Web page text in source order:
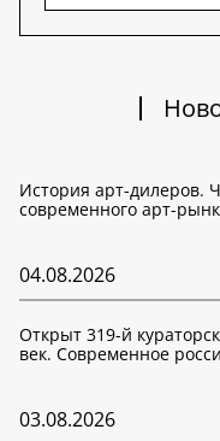
История арт-дилеров.
современного арт-
04.08.2026
Открыт 319-й
век. Современное
03.08.2026